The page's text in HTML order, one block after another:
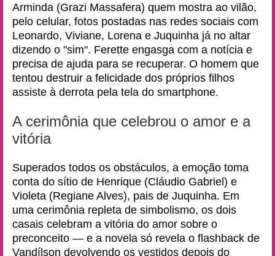
Arminda (Grazi Massafera) quem mostra ao vilão,
pelo celular, fotos postadas nas redes sociais com
Leonardo, Viviane, Lorena e Juquinha já no altar
dizendo o "sim". Ferette engasga com a notícia e
precisa de ajuda para se recuperar. O homem que
tentou destruir a felicidade dos próprios filhos
assiste à derrota pela tela do smartphone.
A cerimônia que celebrou o amor e a
vitória
Superados todos os obstáculos, a emoção toma
conta do sítio de Henrique (Cláudio Gabriel) e
Violeta (Regiane Alves), pais de Juquinha. Em
uma cerimônia repleta de simbolismo, os dois
casais celebram a vitória do amor sobre o
preconceito — e a novela só revela o flashback de
Vandílson devolvendo os vestidos depois do